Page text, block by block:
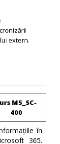
extern.
MS_SC-
400
în
365.